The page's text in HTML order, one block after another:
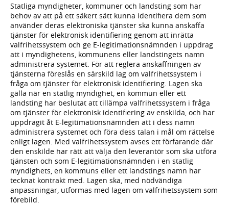
Statliga myndigheter, kommuner och landsting som har
behov av att på ett säkert sätt kunna identifiera dem som
använder deras elektroniska tjänster ska kunna anskaffa
tjänster för elektronisk identifiering genom att inrätta
valfrihetssystem och ge E-legitimationsnämnden i uppdrag
att i myndighetens, kommunens eller landstingets namn
administrera systemet. För att reglera anskaffningen av
tjänsterna föreslås en särskild lag om valfrihetssystem i
fråga om tjänster för elektronisk identifiering. Lagen ska
gälla när en statlig myndighet, en kommun eller ett
landsting har beslutat att tillämpa valfrihetssystem i fråga
om tjänster för elektronisk identifiering av enskilda, och har
uppdragit åt E-legitimationsnämnden att i dess namn
administrera systemet och föra dess talan i mål om rättelse
enligt lagen. Med valfrihetssystem avses ett förfarande där
den enskilde har rätt att välja den leverantör som ska utföra
tjänsten och som E-legitimationsnämnden i en statlig
myndighets, en kommuns eller ett landstings namn har
tecknat kontrakt med. Lagen ska, med nödvändiga
anpassningar, utformas med lagen om valfrihetssystem som
förebild.